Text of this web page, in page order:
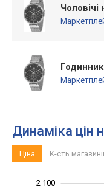
Динаміка цін
Ціна К-сть
2 100